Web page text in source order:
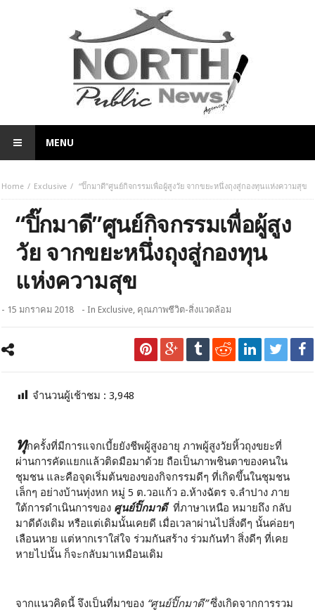
MENU
Home Exclusive “ปิ๊กมาดี”ศูนย์กิจกรรมเพื่อผู้สูงวัย จากขยะหนึ่งถุงสู่กองทุนแห่งความสุข
“ปิ๊กมาดี”ศูนย์กิจกรรมเพื่อผู้สูง
วัย จากขยะหนึ่งถุงสู่กองทุน
แห่งความสุข
- 15 มกราคม 2018 - InExclusive, คุณภาพชีวิต-สิ่งแวดล้อม
จำนวนผู้เช้าชม :3,948
ทุกครั้งที่มีการแจกเบี้ยยังชีพผู้สูงอายุ ภาพผู้สูงวัยหิ้วถุงขยะที่
ผ่านการคัดแยกแล้วติดมือมาด้วย ถือเป็นภาพชินตาของคนใน
ชุมชน และคือจุดเริ่มต้นของของกิจกรรมดีๆ ที่เกิดขึ้นในชุมชน
เล็กๆ อย่างบ้านทุ่งหก หมู่5 ต.วอแก้ว อ.ห้างฉัตร จ.ลำปาง ภาย
ใต้การดำเนินการของ ศูนย์ปิ๊กมาดี ที่ภาษาเหนือ หมายถึง กลับ
มาดีดังเดิม หรือแต่เดิมนั้นเคยดี เมื่อเวลาผ่านไปสิ่งดีๆ นั้นค่อยๆ
เลือนหาย แต่หากเราใส่ใจ ร่วมกันสร้าง ร่วมกันทำ สิ่งดีๆ ที่เคย
หายไปนั้น ก็จะกลับมาเหมือนเดิม
จากแนวคิดนี้ จึงเป็นที่มาของ “ศูนย์ปิ๊กมาดี”ซึ่งเกิดจากการรวม